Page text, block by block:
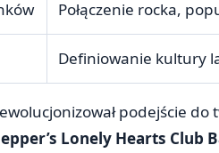
Połączenie rocka,
Definiowanie kultury
podejście do
Lonely Hearts Club